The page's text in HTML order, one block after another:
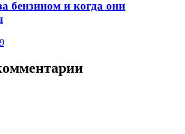
бензином и когда они